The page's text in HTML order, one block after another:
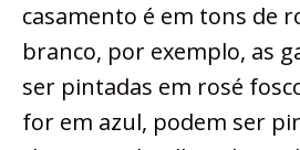
casamento é em tons de
branco, por exemplo, as
ser pintadas em rosé
for em azul, podem ser